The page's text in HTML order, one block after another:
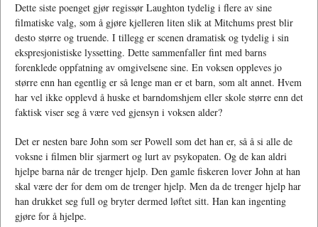
Dette siste poenget gjør regissør Laughton tydelig i flere av sine
filmatiske valg, som å gjøre kjelleren liten slik at Mitchums prest blir
desto større og truende. I tillegg er scenen dramatisk og tydelig i sin
ekspresjonistiske lyssetting. Dette sammenfaller fint med barns
forenklede oppfatning av omgivelsene sine. En voksen oppleves jo
større enn han egentlig er så lenge man er et barn, som alt annet. Hvem
har vel ikke opplevd å huske et barndomshjem eller skole større enn det
faktisk viser seg å være ved gjensyn i voksen alder?
Det er nesten bare John som ser Powell som det han er, så å si alle de
voksne i filmen blir sjarmert og lurt av psykopaten. Og de kan aldri
hjelpe barna når de trenger hjelp. Den gamle fiskeren lover John at han
skal være der for dem om de trenger hjelp. Men da de trenger hjelp har
han drukket seg full og bryter dermed løftet sitt. Han kan ingenting
gjøre for å hjelpe.